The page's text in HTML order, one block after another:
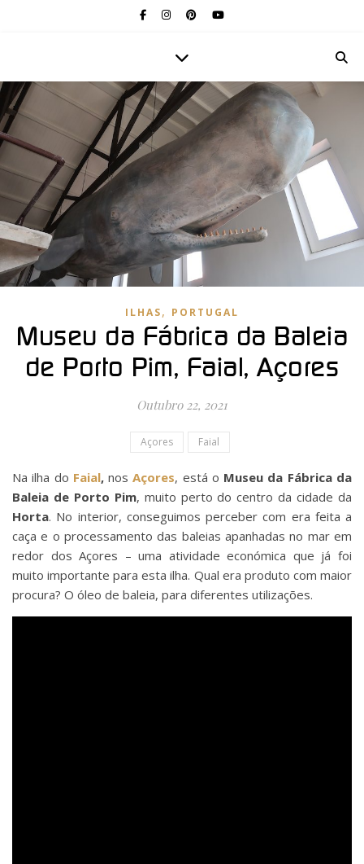
ILHAS, PORTUGAL
Museu da Fábrica da Baleia
de Porto Pim, Faial, Açores
Outubro 22, 2021
Açores Faial
Na ilha do Faial,nosAçores, está o Museu da Fábrica da
Baleia de Porto Pim, muito perto do centro da cidade da
Horta. No interior, conseguimos perceber com era feita a
caça e o processamento das baleias apanhadas no mar em
redor dos Açores – uma atividade económica que já foi
muito importante para esta ilha. Qual era produto com maior
procura? O óleo de baleia, para diferentes utilizações.